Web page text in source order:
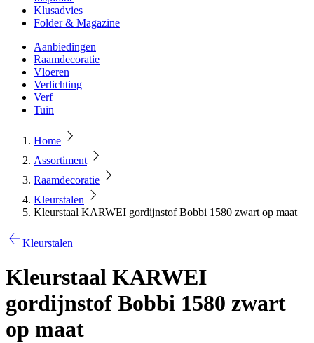
Klusadvies
Folder & Magazine
Aanbiedingen
Raamdecoratie
Vloeren
Verlichting
Verf
Tuin
Home
Assortiment
Raamdecoratie
Kleurstalen
Kleurstaal KARWEI gordijnstof Bobbi 1580 zwart op maat
Kleurstalen
Kleurstaal KARWEI
gordijnstof Bobbi 1580 zwart
op maat